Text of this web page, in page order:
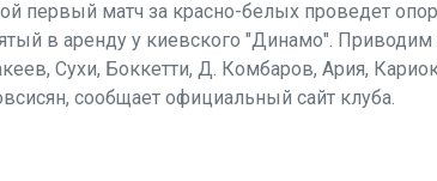
первый матч за красно-белых проведет
в аренду у киевского "Динамо". Приводим
Сухи, Боккетти, Д. Комбаров, Ария,
сообщает официальный сайт клуба.